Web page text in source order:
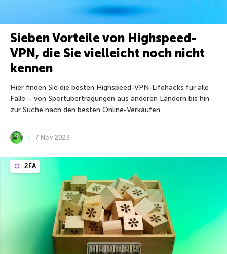
Sieben Vorteile von Highspeed-
VPN, die Sie vielleicht noch nicht
kennen
Hier finden Sie die besten Highspeed-VPN-Lifehacks für alle
Fälle – von Sportübertragungen aus anderen Ländern bis hin
zur Suche nach den besten Online-Verkäufen.
7 Nov 2023
2FA